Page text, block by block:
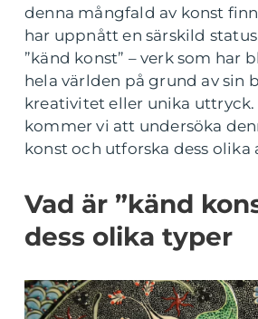
denna mångfald av konst
har uppnått en särskild
”känd konst” – verk som har
hela världen på grund av sin
kreativitet eller unika uttryck.
kommer vi att undersöka
konst och utforska dess olika
Vad är ”känd
dess olika typer